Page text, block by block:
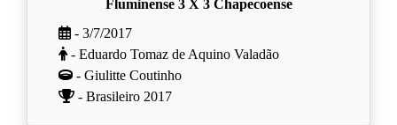
Fluminense 3 X 3 Chapecoense
- 3/7/2017
- Eduardo Tomaz de Aquino Valadão
- Giulitte Coutinho
- Brasileiro 2017